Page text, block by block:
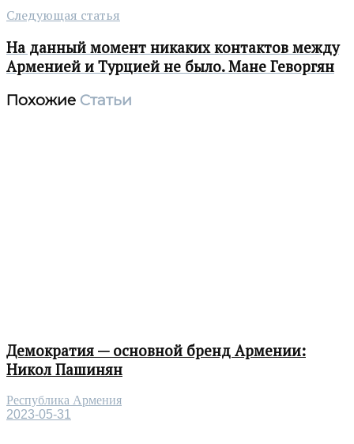
Следующая статья
На данный момент никаких контактов между
Арменией и Турцией не было. Мане Геворгян
Похожие Статьи
Демократия — основной бренд Армении:
Никол Пашинян
Республика Армения
2023-05-31